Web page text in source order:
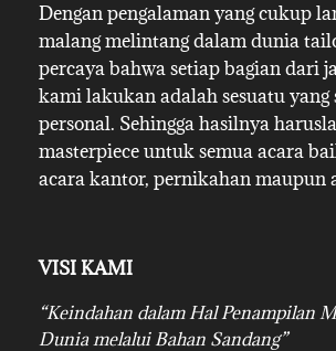
Dengan pengalaman yang cukup
malang melintang dalam dunia
percaya bahwa setiap bagian dari
kami lakukan adalah sesuatu yang
personal. Sehingga hasilnya
masterpiece untuk semua acara
acara kantor, pernikahan maupun
VISI KAMI
“Keindahan dalam Hal Penampilan
Dunia melalui Bahan Sandang”